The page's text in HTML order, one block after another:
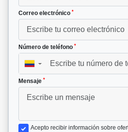
Correo electrónico *
Número de teléfono *
▼
Mensaje *
Acepto recibir información sobre